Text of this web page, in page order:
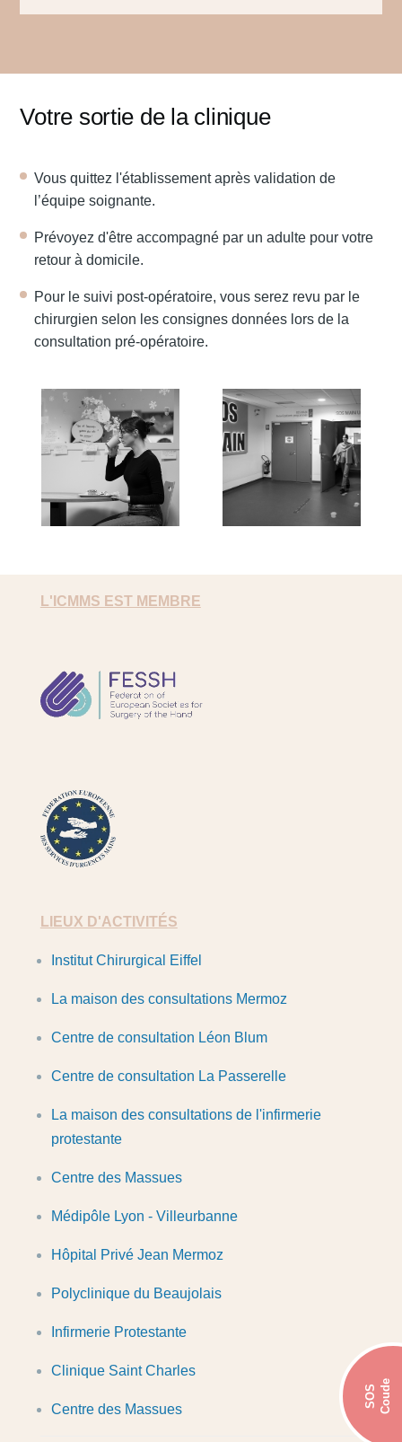
SOS Coude
Votre sortie de la clinique
Vous quittez l'établissement après validation de
l’équipe soignante.
Prévoyez d'être accompagné par un adulte pour votre
retour à domicile.
Pour le suivi post-opératoire, vous serez revu par le
chirurgien selon les consignes données lors de la
consultation pré-opératoire.
L'ICMMS EST MEMBRE
LIEUX D'ACTIVITÉS
Institut Chirurgical Eiffel
La maison des consultations Mermoz
Centre de consultation Léon Blum
Centre de consultation La Passerelle
La maison des consultations de l'infirmerie
protestante
Centre des Massues
Médipôle Lyon - Villeurbanne
Hôpital Privé Jean Mermoz
Polyclinique du Beaujolais
Infirmerie Protestante
Clinique Saint Charles
Centre des Massues